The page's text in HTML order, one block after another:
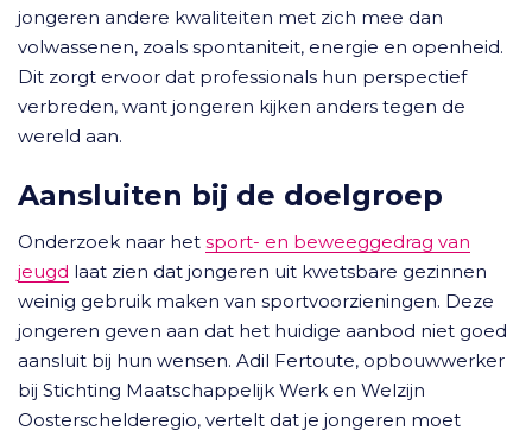
jongeren andere kwaliteiten met zich mee dan
volwassenen, zoals spontaniteit, energie en openheid.
Dit zorgt ervoor dat professionals hun perspectief
verbreden, want jongeren kijken anders tegen de
wereld aan.
Aansluiten bij de doelgroep
Onderzoek naar het sport- en beweeggedrag van
jeugd laat zien dat jongeren uit kwetsbare gezinnen
weinig gebruik maken van sportvoorzieningen. Deze
jongeren geven aan dat het huidige aanbod niet goed
aansluit bij hun wensen. Adil Fertoute, opbouwwerker
bij Stichting Maatschappelijk Werk en Welzijn
Oosterschelderegio, vertelt dat je jongeren moet